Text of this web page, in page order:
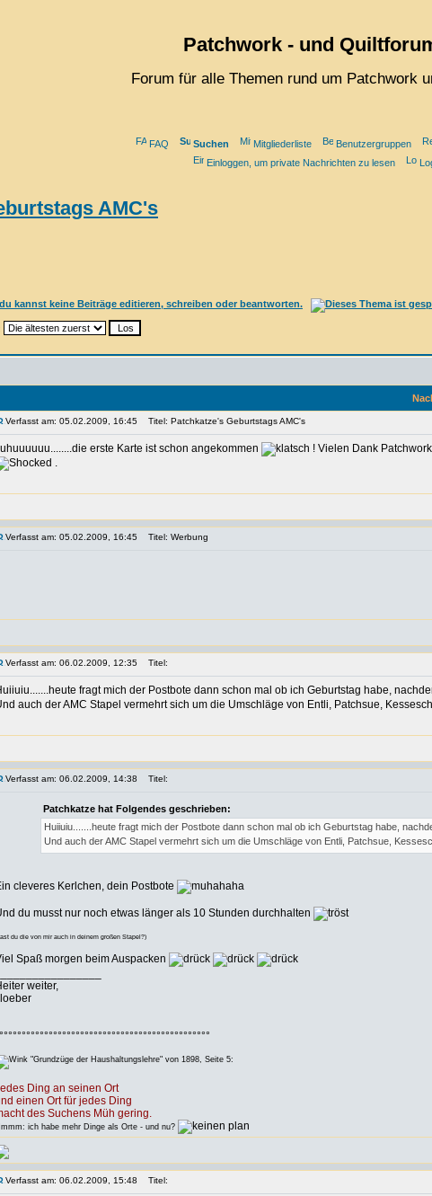
Patchwork - und
Forum für alle Themen rund um Patchwork
FAQ Suchen Mitgliederliste Benutzergruppen
Einloggen, um private Nachrichten zu lesen
AMC's
Verfasst am: 05.02.2009, 16:45 Titel: Patchkatze's Geburtstags AMC's
erste Karte ist schon angekommen ! Vielen Dank
.
Verfasst am: 05.02.2009, 16:45 Titel: Werbung
Verfasst am: 06.02.2009, 12:35 Titel:
fragt mich der Postbote dann schon mal ob ich Geburtstag habe,
auch der AMC Stapel vermehrt sich um die Umschläge von Entli, Patchsue,
Verfasst am: 06.02.2009, 14:38 Titel:
Patchkatze hat Folgendes geschrieben:
Huiiuiu.......heute fragt mich der Postbote dann schon mal ob ich Geburtstag habe,
Und auch der AMC Stapel vermehrt sich um die Umschläge von Entli, Patchsue,
cleveres Kerlchen, dein Postbote
du musst nur noch etwas länger als 10 Stunden durchhalten
du die von mir auch in deinem großen Stapel?)
Spaß morgen beim Auspacken
weiter,
"Grundzüge der Haushaltungslehre" von 1898, Seite 5:
Ding an seinen Ort
einen Ort für jedes Ding
des Suchens Müh gering.
ich habe mehr Dinge als Orte - und nu?
Verfasst am: 06.02.2009, 15:48 Titel: